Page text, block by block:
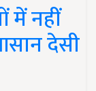
में नहीं
देसी